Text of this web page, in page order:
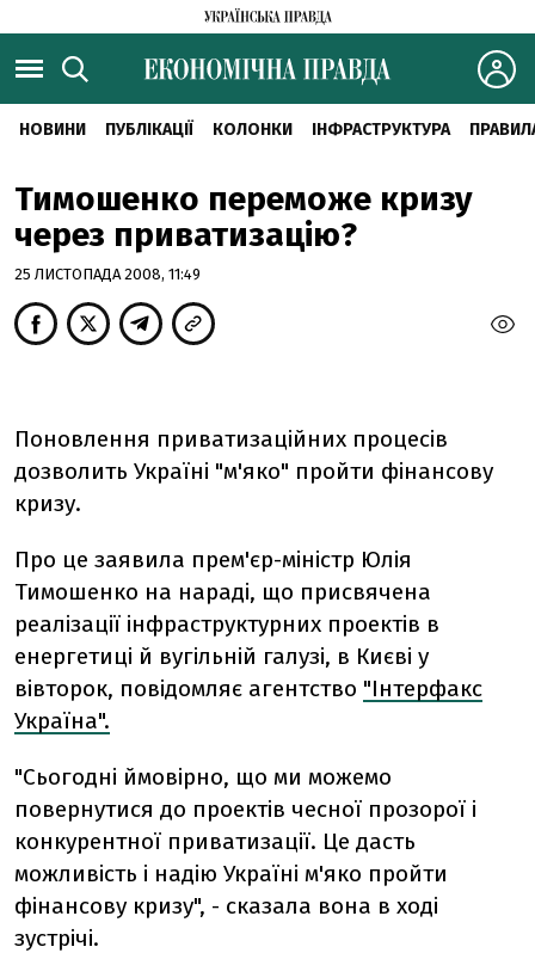
НОВИНИ ПУБЛІКАЦІЇ КОЛОНКИ ІНФРАСТРУКТУРА
Тимошенко переможе кризу
через приватизацію?
25 ЛИСТОПАДА 2008, 11:49
Поновлення приватизаційних процесів
дозволить Україні "м'яко" пройти фінансову
кризу.
Про це заявила прем'єр-міністр Юлія
Тимошенко на нараді, що присвячена
реалізації інфраструктурних проектів в
енергетиці й вугільній галузі, в Києві у
вівторок, повідомляє агентство "Інтерфакс
Україна".
"Сьогодні ймовірно, що ми можемо
повернутися до проектів чесної прозорої і
конкурентної приватизації. Це дасть
можливість і надію Україні м'яко пройти
фінансову кризу", - сказала вона в ході
зустрічі.